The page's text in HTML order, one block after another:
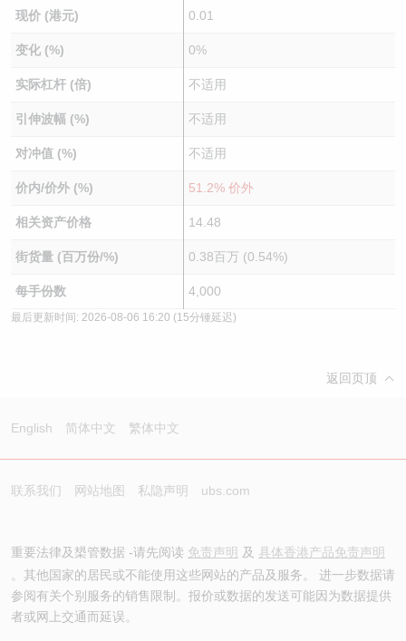
现价 (港元) 0.01
变化 (%) 0%
实际杠杆 (倍) 不适用
引伸波幅 (%) 不适用
对冲值 (%) 不适用
价内/价外 (%) 51.2% 价外
相关资产价格 14.48
街货量 (百万份/%) 0.38百万 (0.54%)
每手份数 4,000
最后更新时间: 2026-08-06 16:20 (15分锺延迟)
返回页顶
English 简体中文 繁体中文
联系我们 网站地图 私隐声明 ubs.com
重要法律及槼管数据 -请先阅读 免责声明 及 具体香港产品免责声明
。其他国家的居民或不能使用这些网站的产品及服务。 进一步数据请
参阅有关个别服务的销售限制。报价或数据的发送可能因为数据提供
者或网上交通而延误。